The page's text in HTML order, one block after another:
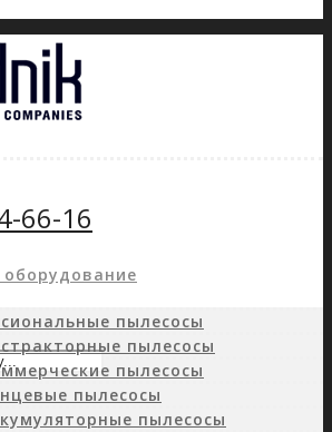
66-16
пылесосы
пылесосы
пылесосы
пылесосы
пылесосы